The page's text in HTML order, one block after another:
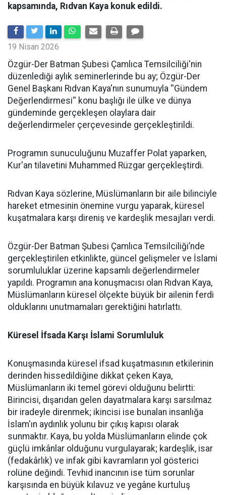
kapsamında, Rıdvan Kaya konuk edildi.
19 Nisan 2026
​Özgür-Der Batman Şubesi Çamlıca Temsilciliği'nin
düzenlediği aylık seminerlerinde bu ay; Özgür-Der
Genel Başkanı Rıdvan Kaya'nın sunumuyla ''Gündem
Değerlendirmesi'' konu başlığı ile ülke ve dünya
gündeminde gerçekleşen olaylara dair
değerlendirmeler çerçevesinde gerçekleştirildi.
Programın sunuculuğunu Muzaffer Polat yaparken,
Kur'an tilavetini Muhammed Rüzgar gerçekleştirdi.
Rıdvan Kaya sözlerine, Müslümanların bir aile bilinciyle
hareket etmesinin önemine vurgu yaparak, küresel
kuşatmalara karşı direniş ve kardeşlik mesajları verdi.
Özgür-Der Batman Şubesi Çamlıca Temsilciliği’nde
gerçekleştirilen etkinlikte, güncel gelişmeler ve İslami
sorumluluklar üzerine kapsamlı değerlendirmeler
yapıldı. Programın ana konuşmacısı olan Rıdvan Kaya,
Müslümanların küresel ölçekte büyük bir ailenin ferdi
olduklarını unutmamaları gerektiğini hatırlattı.
Küresel İfsada Karşı İslami Sorumluluk
Konuşmasında küresel ifsad kuşatmasının etkilerinin
derinden hissedildiğine dikkat çeken Kaya,
Müslümanların iki temel görevi olduğunu belirtti:
Birincisi, dışarıdan gelen dayatmalara karşı sarsılmaz
bir iradeyle direnmek; ikincisi ise bunalan insanlığa
İslam'ın aydınlık yolunu bir çıkış kapısı olarak
sunmaktır. Kaya, bu yolda Müslümanların elinde çok
güçlü imkânlar olduğunu vurgulayarak; kardeşlik, isar
(fedakârlık) ve infak gibi kavramların yol gösterici
rolüne değindi. Tevhid inancının ise tüm sorunlar
karşısında en büyük kılavuz ve yegâne kurtuluş